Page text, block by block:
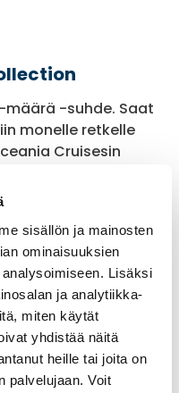
sisällön ja mainosten
ominaisuuksien
Lisäksi
ja analytiikka-
miten käytät
yhdistää näitä
heille tai joita on
palvelujaan. Voit
-suhde. Saat
monelle retkelle
Cruisesin
Unlimited Passport
40 % retkien
myös Oceania
retkistä.
Saat valita